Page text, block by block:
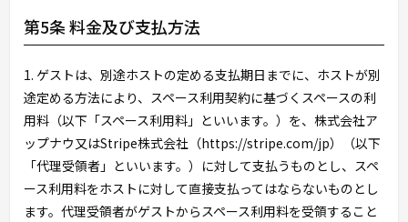
第5条 料金及び支払方法
1. ゲストは、別途ホストの定める支払期日までに、ホストが別
途定める方法により、スペース利用契約に基づくスペースの利
用料（以下「スペース利用料」といいます。）を、株式会社ア
ップナウ又はStripe株式会社（https://stripe.com/jp）（以下
「代理受領者」といいます。）に対して支払うものとし、スペ
ース利用料をホストに対して直接支払ってはならないものとし
ます。代理受領者がゲストからスペース利用料を受領すること